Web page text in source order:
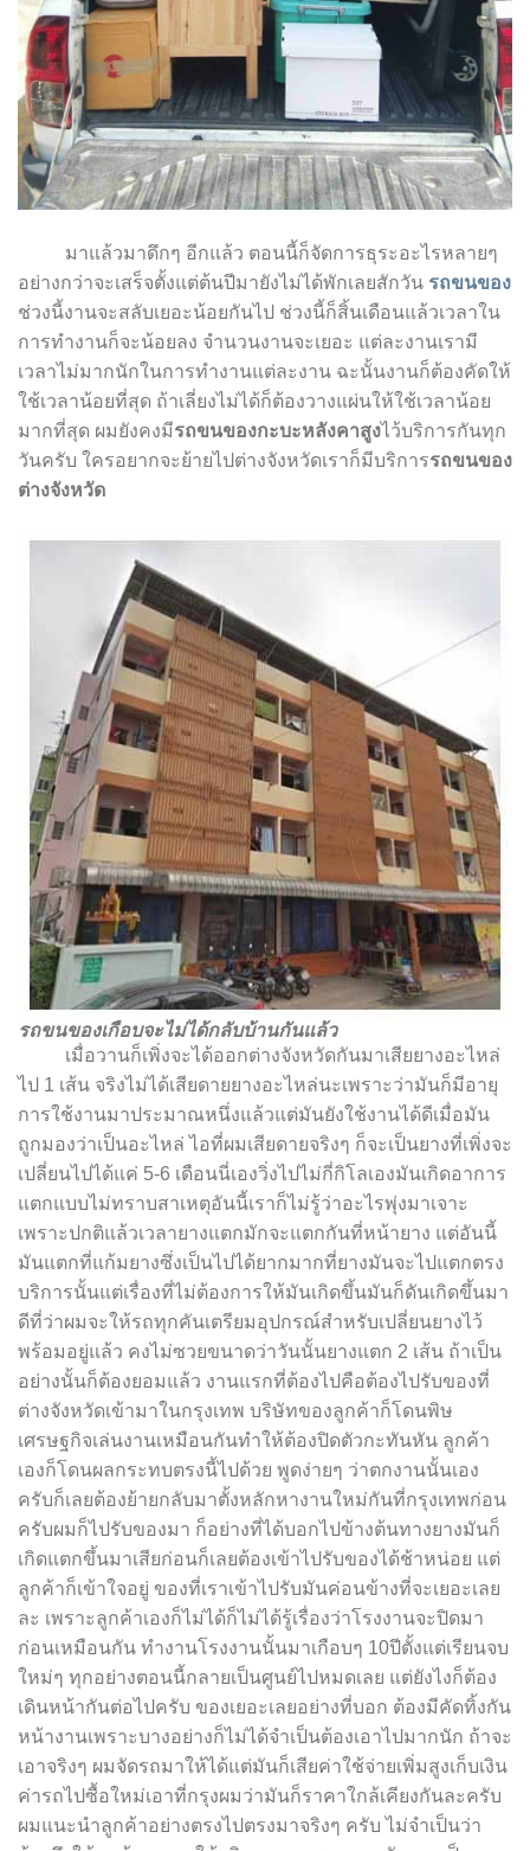
มาแล้วมาดึกๆ อีกแล้ว ตอนนี้ก็จัดการธุระอะไรหลายๆ
อย่างกว่าจะเสร็จตั้งแต่ต้นปีมายังไม่ได้พักเลยสักวัน รถขนของ
ช่วงนี้งานจะสลับเยอะน้อยกันไป ช่วงนี้ก็สิ้นเดือนแล้วเวลาใน
การทำงานก็จะน้อยลง จำนวนงานจะเยอะ แต่ละงานเรามี
เวลาไม่มากนักในการทำงานแต่ละงาน ฉะนั้นงานก็ต้องคัดให้
ใช้เวลาน้อยที่สุด ถ้าเลี่ยงไม่ได้ก็ต้องวางแผ่นให้ใช้เวลาน้อย
มากที่สุด ผมยังคงมีรถขนของกะบะหลังคาสูงไว้บริการกันทุก
วันครับ ใครอยากจะย้ายไปต่างจังหวัดเราก็มีบริการรถขนของ
ต่างจังหวัด
รถขนของเกือบจะไม่ได้กลับบ้านกันแล้ว
เมื่อวานก็เพิ่งจะได้ออกต่างจังหวัดกันมาเสียยางอะไหล่
ไป 1 เส้น จริงไม่ได้เสียดายยางอะไหล่นะเพราะว่ามันก็มีอายุ
การใช้งานมาประมาณหนึ่งแล้วแต่มันยังใช้งานได้ดีเมื่อมัน
ถูกมองว่าเป็นอะไหล่ ไอที่ผมเสียดายจริงๆ ก็จะเป็นยางที่เพิ่งจะ
เปลี่ยนไปได้แค่ 5-6 เดือนนี่เองวิ่งไปไม่กี่กิโลเองมันเกิดอาการ
แตกแบบไม่ทราบสาเหตุอันนี้เราก็ไม่รู้ว่าอะไรพุ่งมาเจาะ
เพราะปกติแล้วเวลายางแตกมักจะแตกกันที่หน้ายาง แต่อันนี้
มันแตกที่แก้มยางซึ่งเป็นไปได้ยากมากที่ยางมันจะไปแตกตรง
บริการนั้นแต่เรื่องที่ไม่ต้องการให้มันเกิดขึ้นมันก็ดันเกิดขึ้นมา
ดีที่ว่าผมจะให้รถทุกคันเตรียมอุปกรณ์สำหรับเปลี่ยนยางไว้
พร้อมอยู่แล้ว คงไม่ซวยขนาดว่าวันนั้นยางแตก 2 เส้น ถ้าเป็น
อย่างนั้นก็ต้องยอมแล้ว งานแรกที่ต้องไปคือต้องไปรับของที่
ต่างจังหวัดเข้ามาในกรุงเทพ บริษัทของลูกค้าก็โดนพิษ
เศรษฐกิจเล่นงานเหมือนกันทำให้ต้องปิดตัวกะทันหัน ลูกค้า
เองก็โดนผลกระทบตรงนี้ไปด้วย พูดง่ายๆ ว่าตกงานนั้นเอง
ครับก็เลยต้องย้ายกลับมาตั้งหลักหางานใหม่กันที่กรุงเทพก่อน
ครับผมก็ไปรับของมา ก็อย่างที่ได้บอกไปข้างต้นทางยางมันก็
เกิดแตกขึ้นมาเสียก่อนก็เลยต้องเข้าไปรับของได้ช้าหน่อย แต่
ลูกค้าก็เข้าใจอยู่ ของที่เราเข้าไปรับมันค่อนข้างที่จะเยอะเลย
ละ เพราะลูกค้าเองก็ไม่ได้ก็ไม่ได้รู้เรื่องว่าโรงงานจะปิดมา
ก่อนเหมือนกัน ทำงานโรงงานนั้นมาเกือบๆ 10ปีตั้งแต่เรียนจบ
ใหม่ๆ ทุกอย่างตอนนี้กลายเป็นศูนย์ไปหมดเลย แต่ยังไงก็ต้อง
เดินหน้ากันต่อไปครับ ของเยอะเลยอย่างที่บอก ต้องมีคัดทิ้งกัน
หน้างานเพราะบางอย่างก็ไม่ได้จำเป็นต้องเอาไปมากนัก ถ้าจะ
เอาจริงๆ ผมจัดรถมาให้ได้แต่มันก็เสียค่าใช้จ่ายเพิ่มสูงเก็บเงิน
ค่ารถไปซื้อใหม่เอาที่กรุงผมว่ามันก็ราคาใกล้เคียงกันละครับ
ผมแนะนำลูกค้าอย่างตรงไปตรงมาจริงๆ ครับ ไม่จำเป็นว่า